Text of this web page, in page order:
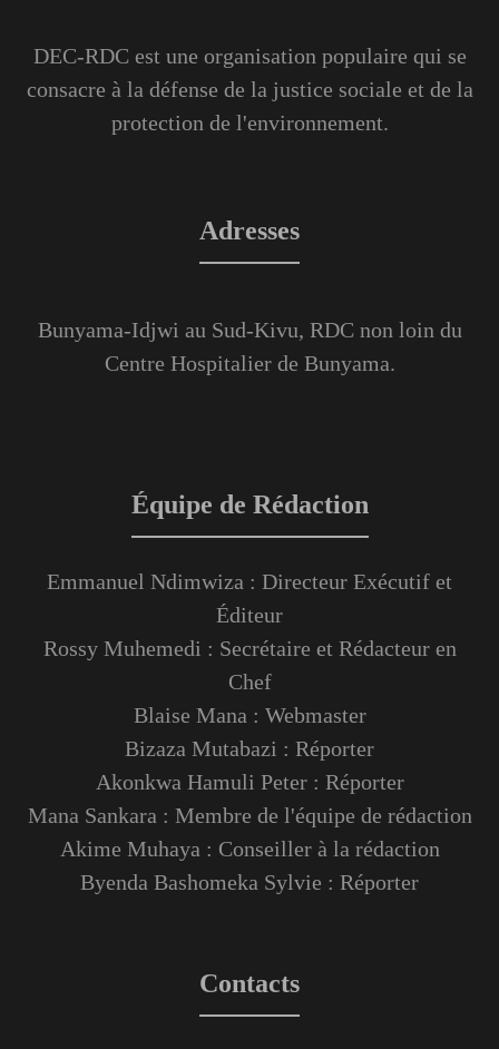
DEC-RDC est une organisation populaire qui se
consacre à la défense de la justice sociale et de la
protection de l'environnement.
Adresses
Bunyama-Idjwi au Sud-Kivu, RDC non loin du
Centre Hospitalier de Bunyama.
Équipe de Rédaction
Emmanuel Ndimwiza : Directeur Exécutif et
Éditeur
Rossy Muhemedi : Secrétaire et Rédacteur en
Chef
Blaise Mana : Webmaster
Bizaza Mutabazi : Réporter
Akonkwa Hamuli Peter : Réporter
Mana Sankara : Membre de l'équipe de rédaction
Akime Muhaya : Conseiller à la rédaction
Byenda Bashomeka Sylvie : Réporter
Contacts